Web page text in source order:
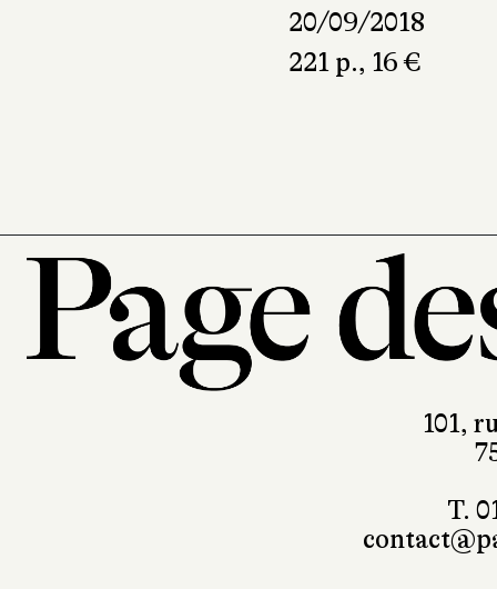
20/09/2018
221 p., 16 €
101,
T.